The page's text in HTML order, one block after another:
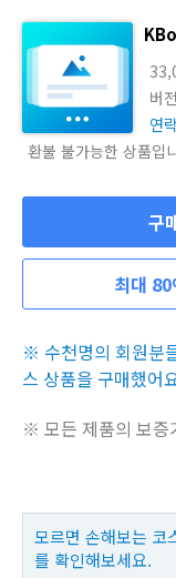
버
연
환불 불가능한 상품입
구
최대
※ 수천명의 회원분
스 상품을 구매했어
※ 모든 제품의 보증
모르면 손해보는 코
를 확인해보세요.